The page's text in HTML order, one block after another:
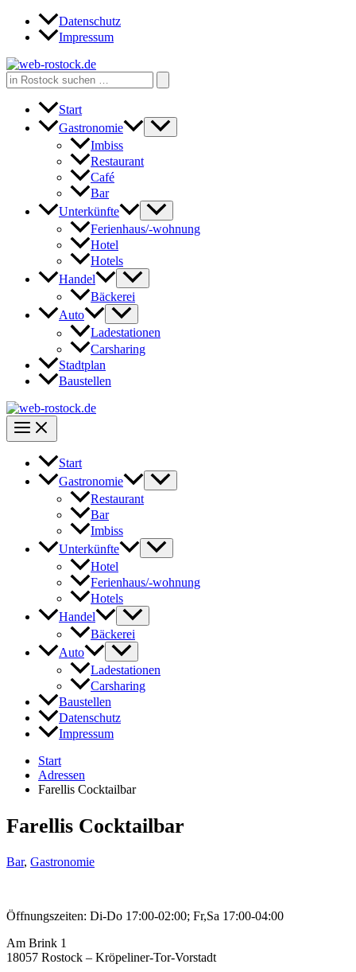
Zum
Inhalt
Datenschutz
Impressum
Search
for:
Start
Gastronomie
Imbiss
Restaurant
Café
Bar
Unterkünfte
Ferienhaus/-wohnung
Hotel
Hotels
Handel
Bäckerei
Auto
Ladestationen
Carsharing
Stadtplan
Baustellen
Start
Gastronomie
Restaurant
Bar
Imbiss
Unterkünfte
Hotel
Ferienhaus/-wohnung
Hotels
Handel
Bäckerei
Auto
Ladestationen
Carsharing
Baustellen
Datenschutz
Impressum
Start
Adressen
Farellis Cocktailbar
Farellis Cocktailbar
Bar, Gastronomie
Öffnungszeiten: Di-Do 17:00-02:00; Fr,Sa 17:00-04:00
Am Brink 1
18057 Rostock – Kröpeliner-Tor-Vorstadt